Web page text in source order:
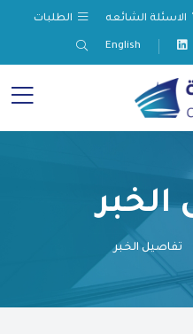
الاسئلة الشائعه
الطلبات
English
تفاصيل الخبر